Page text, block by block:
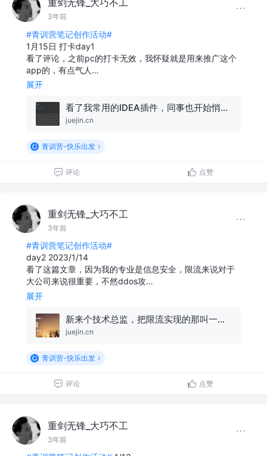
重剑无锋_大巧不工
3年前
#青训营笔记创作活动#
1月15日 打卡day1
看了评论，之前pc的打卡无效，我怀疑就是用来推广这个
app的，有点气人…
展开
看了我常用的IDEA插件，同事也开始悄悄安装了...
juejin.cn
青训营-快乐出发
评论 点赞
重剑无锋_大巧不工
3年前
#青训营笔记创作活动#
day2 2023/1/14
看了这篇文章，因为我的专业是信息安全，限流来说对于
大公司来说很重要，不然ddos攻…
展开
新来个技术总监，把限流实现的那叫一个优雅，佩服！
juejin.cn
青训营-快乐出发
评论 点赞
重剑无锋_大巧不工
3年前